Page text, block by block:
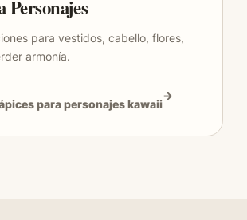
Personajes
para vestidos, cabello, flores,
armonía.
para personajes kawaii